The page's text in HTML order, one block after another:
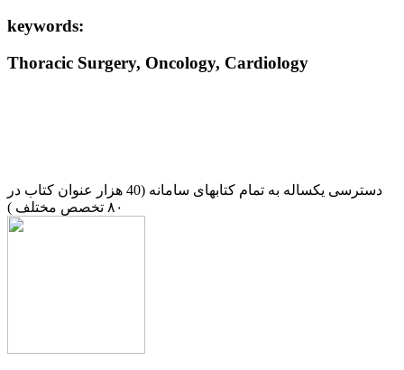
keywords:
Thoracic Surgery, Oncology, Cardiology
دسترسی یکساله به تمام کتابهای سامانه (40 هزار عنوان کتاب در
۸۰ تخصص مختلف )